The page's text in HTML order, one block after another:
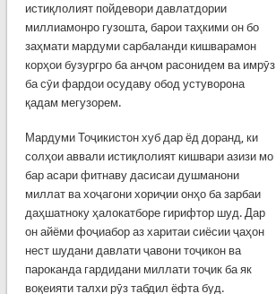
истиқлолият пойдевори давлатдории
миллиамонро гузошта, барои таҳкими он бо
заҳмати мардуми сарбаланди кишварамон
корҳои бузургро ба анҷом расонидем ва имрӯз
ба сӯи фардои осудаву обод устуворона
қадам мегузорем.
Мардуми Тоҷикистон хуб дар ёд доранд, ки
солҳои аввали истиқлолият кишвари азизи мо
бар асари фитнаву дасисаи душманони
миллат ва хоҷагони хориҷии онҳо ба зарбаи
даҳшатноку ҳалокатборе гирифтор шуд. Дар
он айёми фоҷиабор аз харитаи сиёсии ҷаҳон
нест шудани давлати ҷавони тоҷикон ва
пароканда гардидани миллати тоҷик ба як
воқеияти талхи рӯз табдил ёфта буд.